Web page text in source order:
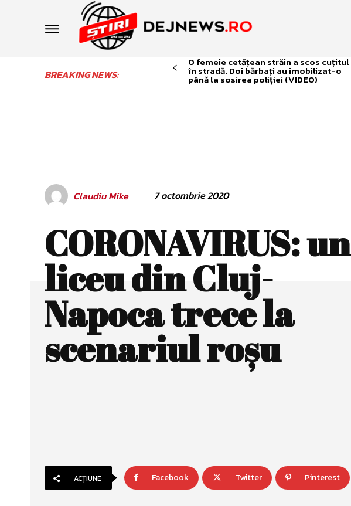
BREAKING NEWS:
O femeie cetățean străin a scos cuțitul
în stradă. Doi bărbați au imobilizat-o
până la sosirea poliției (VIDEO)
Claudiu Mike 7 octombrie 2020
CORONAVIRUS: un
liceu din Cluj-
Napoca trece la
scenariul roşu
ACȚIUNE Facebook Twitter Pinterest